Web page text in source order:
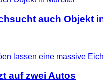
auch Objekt
auf zwei Autos